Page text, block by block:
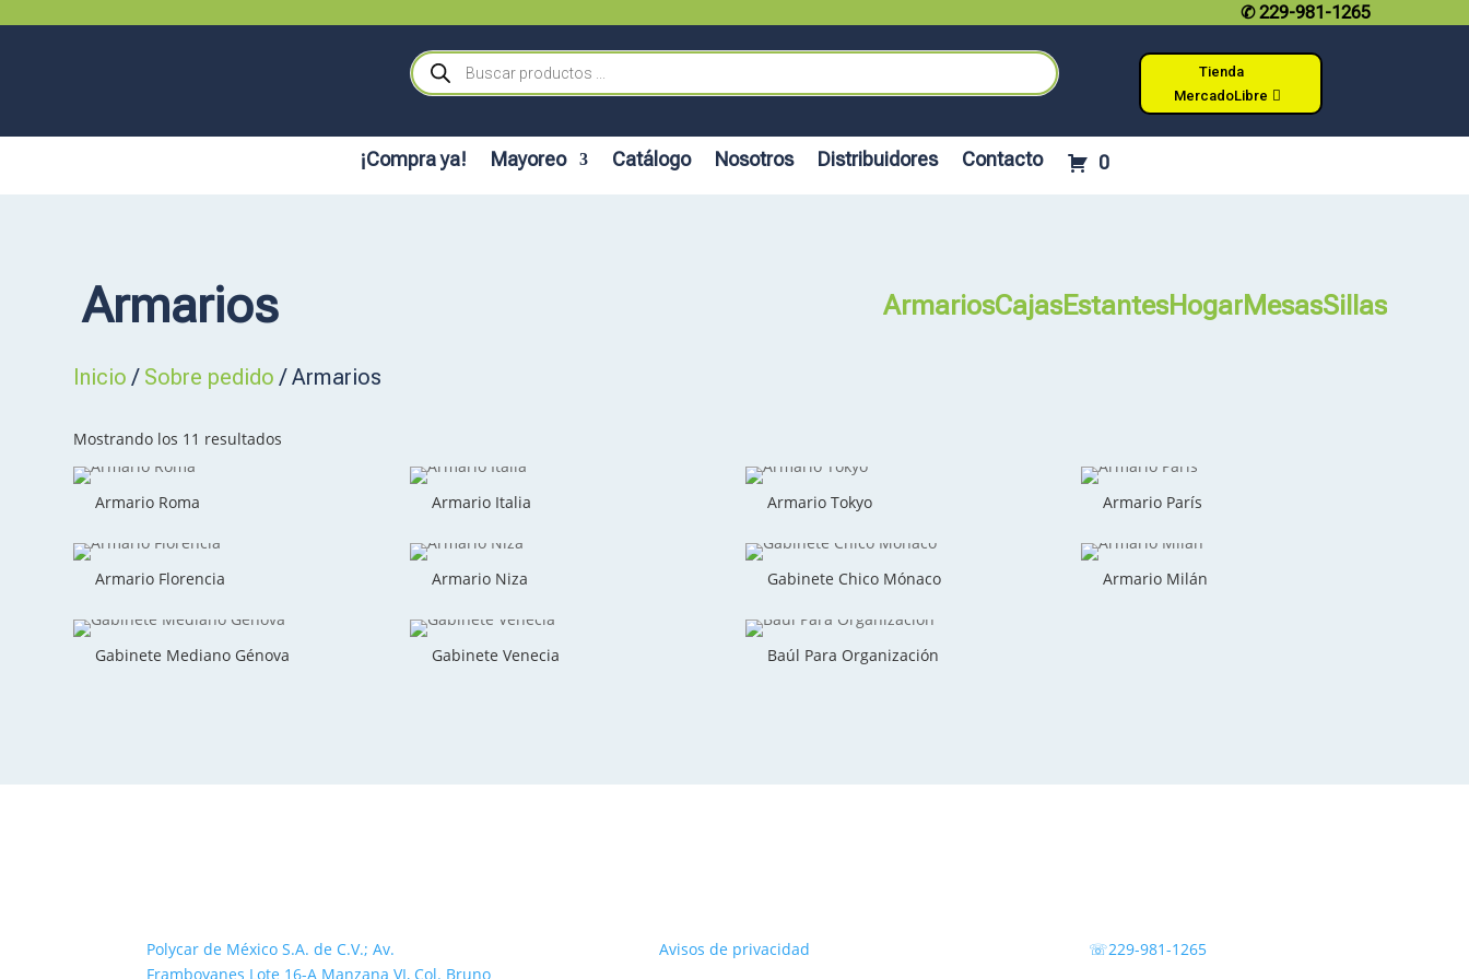
✆229-981-1265
Búsqueda
de
productos
Tienda
MercadoLibre
¡Compra ya! Mayoreo Catálogo Nosotros Distribuidores Contacto 0
Armarios ArmariosCajasEstantesHogarMesasSillas
Inicio / Sobre pedido / Armarios
Mostrando los 11 resultados
Armario Roma Armario Italia Armario Tokyo Armario París
Armario Florencia Armario Niza Gabinete Chico Mónaco Armario Milán
Gabinete Mediano Génova Gabinete Venecia Baúl Para Organización
Polycar de México S.A. de C.V.; Av.
Framboyanes Lote 16-A Manzana VI, Col. Bruno
Avisos de privacidad ☏229-981-1265